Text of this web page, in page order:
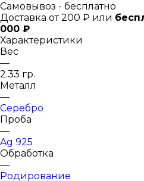
Самовывоз - бесплатно
Доставка от 200 ₽ или
000 ₽
Характеристики
Вес
—
2.33 гр.
Металл
—
Серебро
Проба
—
Ag 925
Обработка
—
Родирование